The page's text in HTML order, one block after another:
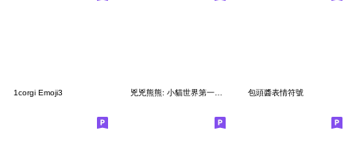
1corgi Emoji3 包頭醬表情符號